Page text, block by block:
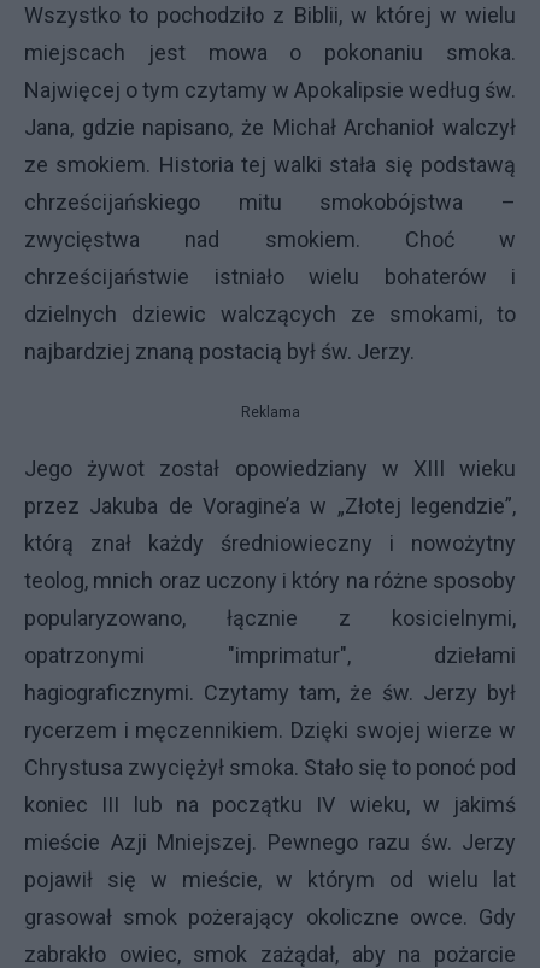
Wszystko to pochodziło z Biblii, w której w wielu
miejscach jest mowa o pokonaniu smoka.
Najwięcej o tym czytamy w Apokalipsie według św.
Jana, gdzie napisano, że Michał Archanioł walczył
ze smokiem. Historia tej walki stała się podstawą
chrześcijańskiego mitu smokobójstwa –
zwycięstwa nad smokiem. Choć w
chrześcijaństwie istniało wielu bohaterów i
dzielnych dziewic walczących ze smokami, to
najbardziej znaną postacią był św. Jerzy.
Reklama
Jego żywot został opowiedziany w XIII wieku
przez Jakuba de Voragine’a w „Złotej legendzie”,
którą znał każdy średniowieczny i nowożytny
teolog, mnich oraz uczony i który na różne sposoby
popularyzowano, łącznie z kosicielnymi,
opatrzonymi "imprimatur", dziełami
hagiograficznymi. Czytamy tam, że św. Jerzy był
rycerzem i męczennikiem. Dzięki swojej wierze w
Chrystusa zwyciężył smoka. Stało się to ponoć pod
koniec III lub na początku IV wieku, w jakimś
mieście Azji Mniejszej. Pewnego razu św. Jerzy
pojawił się w mieście, w którym od wielu lat
grasował smok pożerający okoliczne owce. Gdy
zabrakło owiec, smok zażądał, aby na pożarcie